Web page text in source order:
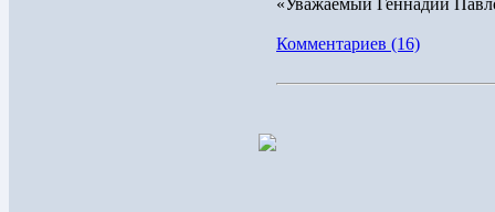
«Уважаемый Геннадий
Комментариев (16)